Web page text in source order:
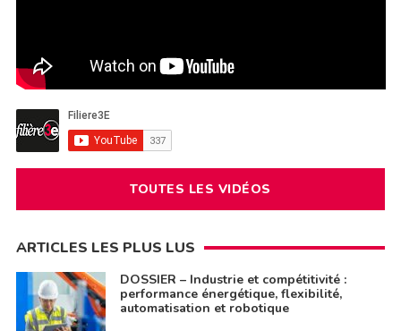
TOUTES LES VIDÉOS
ARTICLES LES PLUS LUS
DOSSIER – Industrie et compétitivité :
performance énergétique, flexibilité,
automatisation et robotique